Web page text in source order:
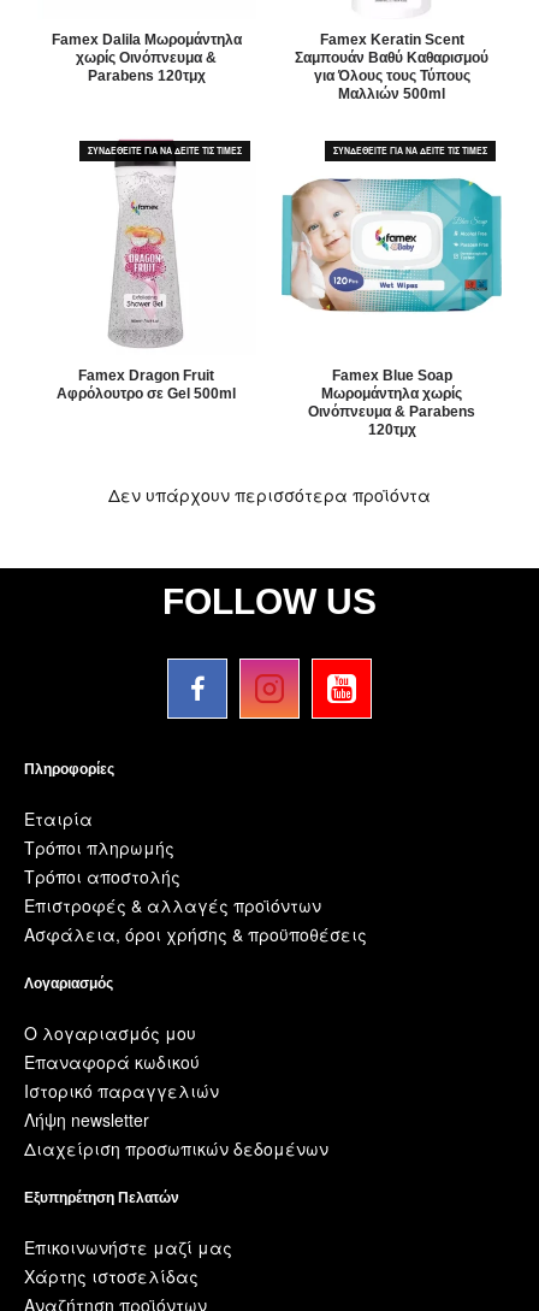
Famex Dalila Μωρομάντηλα
χωρίς Οινόπνευμα &
Parabens 120τμχ
Famex Keratin Scent
Σαμπουάν Βαθύ Καθαρισμού
για Όλους τους Τύπους
Μαλλιών 500ml
ΣΥΝΔΕΘΕΙΤΕ ΓΙΑ ΝΑ ΔΕΙΤΕ ΤΙΣ ΤΙΜΕΣ
Famex Dragon Fruit
Αφρόλουτρο σε Gel 500ml
ΣΥΝΔΕΘΕΙΤΕ ΓΙΑ ΝΑ ΔΕΙΤΕ ΤΙΣ ΤΙΜΕΣ
Famex Blue Soap
Μωρομάντηλα χωρίς
Οινόπνευμα & Parabens
120τμχ
Δεν υπάρχουν περισσότερα προϊόντα
FOLLOW US
Πληροφορίες
Εταιρία
Τρόποι πληρωμής
Τρόποι αποστολής
Επιστροφές & αλλαγές προϊόντων
Ασφάλεια, όροι χρήσης & προϋποθέσεις
Λογαριασμός
Ο λογαριασμός μου
Επαναφορά κωδικού
Ιστορικό παραγγελιών
Λήψη newsletter
Διαχείριση προσωπικών δεδομένων
Εξυπηρέτηση Πελατών
Επικοινωνήστε μαζί μας
Χάρτης ιστοσελίδας
Αναζήτηση προϊόντων